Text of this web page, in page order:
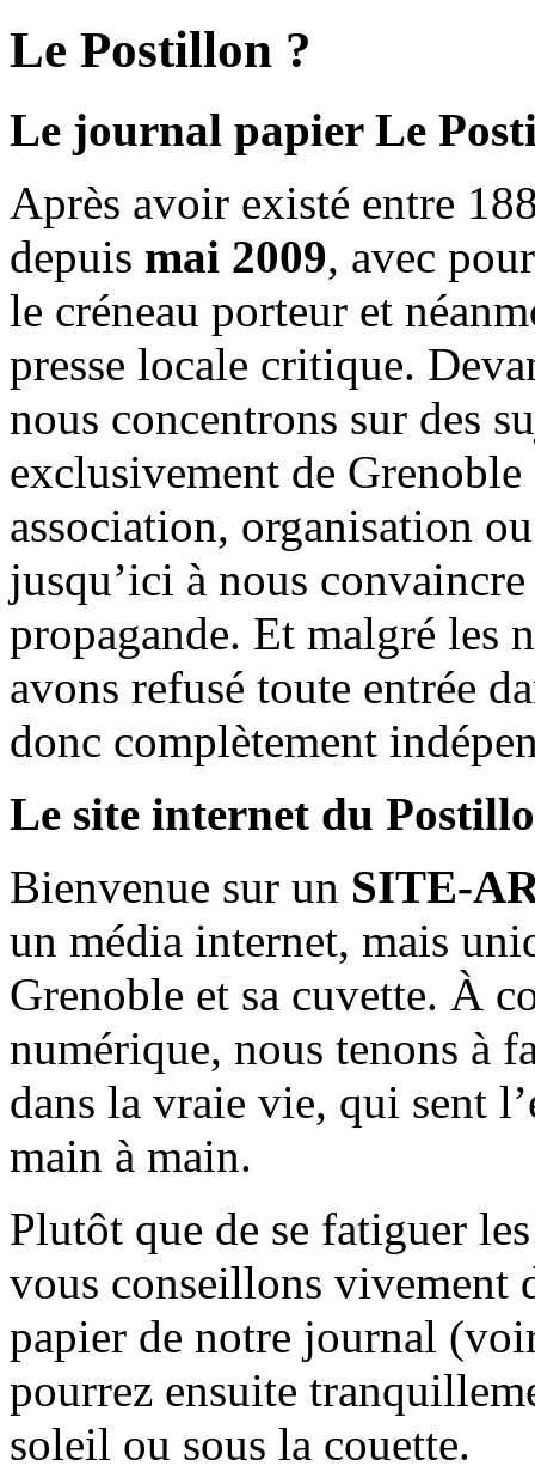
Le Postillon ?
Le journal papier Le
Après avoir existé entre
depuis mai 2009, avec
le créneau porteur et
presse locale critique.
nous concentrons sur des
exclusivement de
association, organisation
jusqu’ici à nous
propagande. Et malgré les
avons refusé toute entrée
donc complètement
Le site internet du
Bienvenue sur un SITE-
un média internet, mais
Grenoble et sa cuvette. À
numérique, nous tenons à
dans la vraie vie, qui sent
main à main.
Plutôt que de se fatiguer
vous conseillons vivement
papier de notre journal
pourrez ensuite
soleil ou sous la couette.